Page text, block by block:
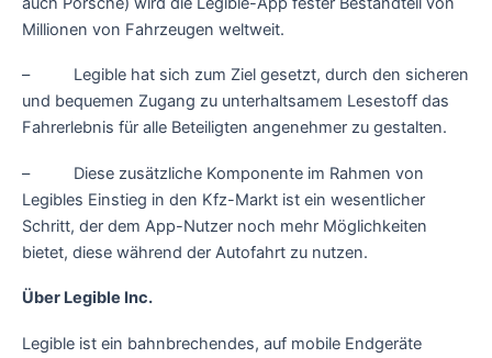
Millionen von Fahrzeugen weltweit.
– Legible hat sich zum Ziel gesetzt, durch den sicheren
und bequemen Zugang zu unterhaltsamem Lesestoff das
Fahrerlebnis für alle Beteiligten angenehmer zu gestalten.
– Diese zusätzliche Komponente im Rahmen von
Legibles Einstieg in den Kfz-Markt ist ein wesentlicher
Schritt, der dem App-Nutzer noch mehr Möglichkeiten
bietet, diese während der Autofahrt zu nutzen.
Über Legible Inc.
Legible ist ein bahnbrechendes, auf mobile Endgeräte